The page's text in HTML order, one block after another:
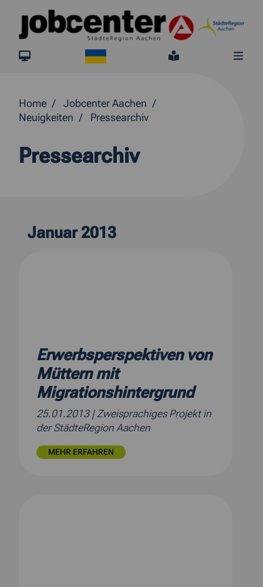
Springe direkt zum Inhalt
jobcenter.digital
Leichte
Home
Jobcenter Aachen
Neuigkeiten
Pressearchiv
Pressearchiv
Januar 2013
Erwerbsperspektiven von
Müttern mit
Migrationshintergrund
25.01.2013 | Zweisprachiges Projekt in
der StädteRegion Aachen
MEHR ERFAHREN